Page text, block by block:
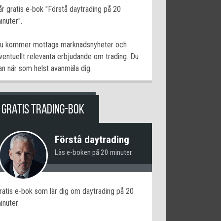
gratis e-bok "Förstå daytrading på 20
kommer mottaga marknadsnyheter och
relevanta erbjudande om trading. Du
när som helst avanmäla dig.
GRATIS TRADING-BOK
Förstå daytrading
Läs e-boken på 20 minuter.
e-bok som lär dig om daytrading på 20